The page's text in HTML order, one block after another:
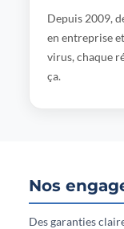
Depuis 2009,
en entreprise
virus, chaque
ça.
Nos
Des garanties